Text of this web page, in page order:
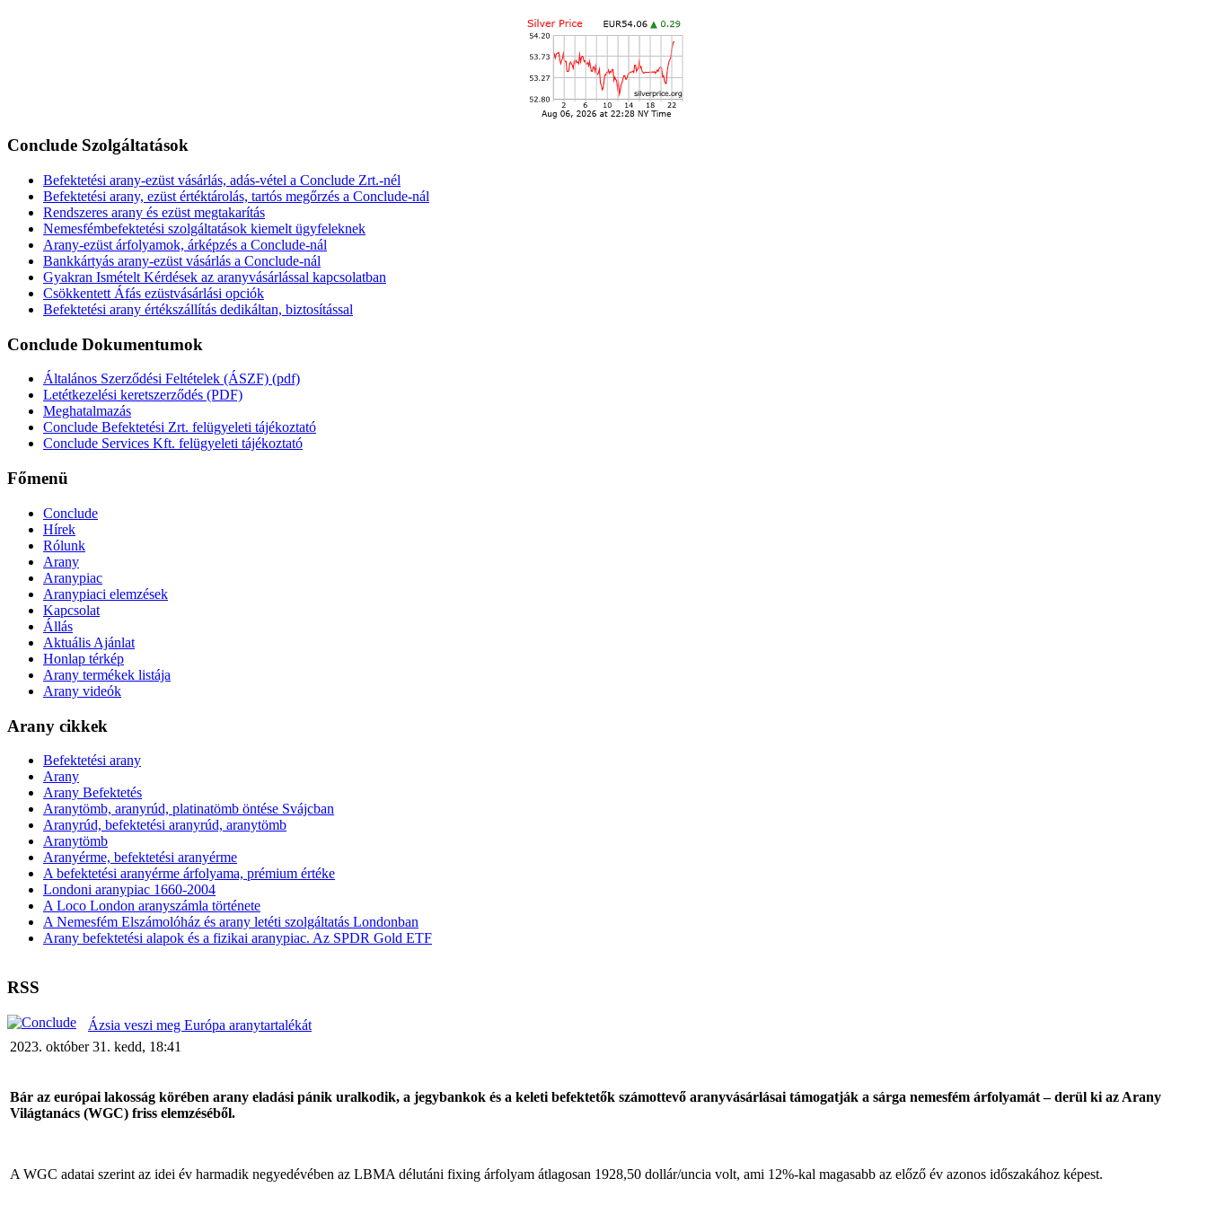
Conclude Szolgáltatások
Befektetési arany-ezüst vásárlás, adás-vétel a Conclude Zrt.-nél
Befektetési arany, ezüst értéktárolás, tartós megőrzés a Conclude-nál
Rendszeres arany és ezüst megtakarítás
Nemesfémbefektetési szolgáltatások kiemelt ügyfeleknek
Arany-ezüst árfolyamok, árképzés a Conclude-nál
Bankkártyás arany-ezüst vásárlás a Conclude-nál
Gyakran Ismételt Kérdések az aranyvásárlással kapcsolatban
Csökkentett Áfás ezüstvásárlási opciók
Befektetési arany értékszállítás dedikáltan, biztosítással
Conclude Dokumentumok
Általános Szerződési Feltételek (ÁSZF) (pdf)
Letétkezelési keretszerződés (PDF)
Meghatalmazás
Conclude Befektetési Zrt. felügyeleti tájékoztató
Conclude Services Kft. felügyeleti tájékoztató
Főmenü
Conclude
Hírek
Rólunk
Arany
Aranypiac
Aranypiaci elemzések
Kapcsolat
Állás
Aktuális Ajánlat
Honlap térkép
Arany termékek listája
Arany videók
Arany cikkek
Befektetési arany
Arany
Arany Befektetés
Aranytömb, aranyrúd, platinatömb öntése Svájcban
Aranyrúd, befektetési aranyrúd, aranytömb
Aranytömb
Aranyérme, befektetési aranyérme
A befektetési aranyérme árfolyama, prémium értéke
Londoni aranypiac 1660-2004
A Loco London aranyszámla története
A Nemesfém Elszámolóház és arany letéti szolgáltatás Londonban
Arany befektetési alapok és a fizikai aranypiac. Az SPDR Gold ETF
RSS
Ázsia veszi meg Európa aranytartalékát
2023. október 31. kedd, 18:41
Bár az európai lakosság körében arany eladási pánik uralkodik, a jegybankok és a keleti befektetők számottevő aranyvásárlásai támogatják a sárga nemesfém árfolyamát – derül ki az Arany
Világtanács (WGC) friss elemzéséből.
A WGC adatai szerint az idei év harmadik negyedévében az LBMA délutáni fixing árfolyam átlagosan 1928,50 dollár/uncia volt, ami 12%-kal magasabb az előző év azonos időszakához képest.